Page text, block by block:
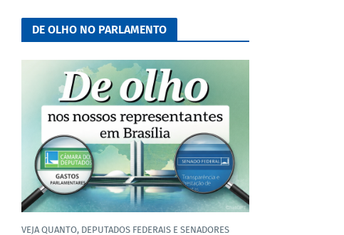
DE OLHO NO PARLAMENTO
VEJA QUANTO, DEPUTADOS FEDERAIS E SENADORES